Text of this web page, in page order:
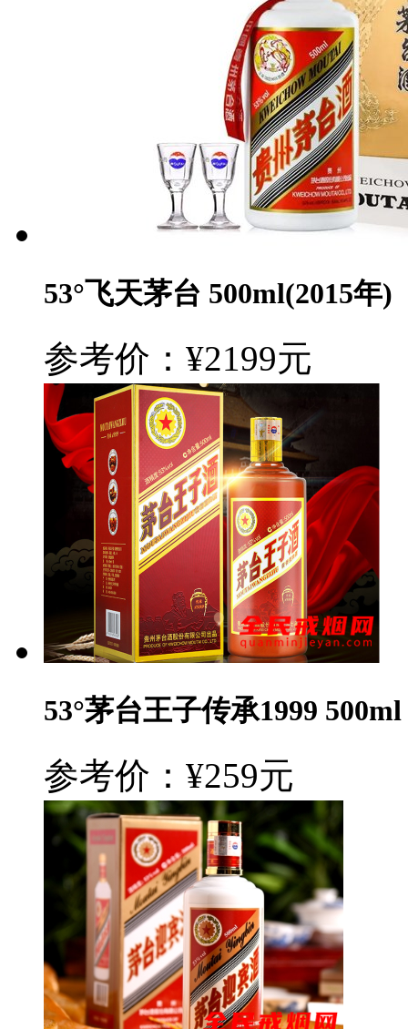
53°飞天茅台 500ml(2015年)
参考价：¥2199元
53°茅台王子传承1999 500ml
参考价：¥259元